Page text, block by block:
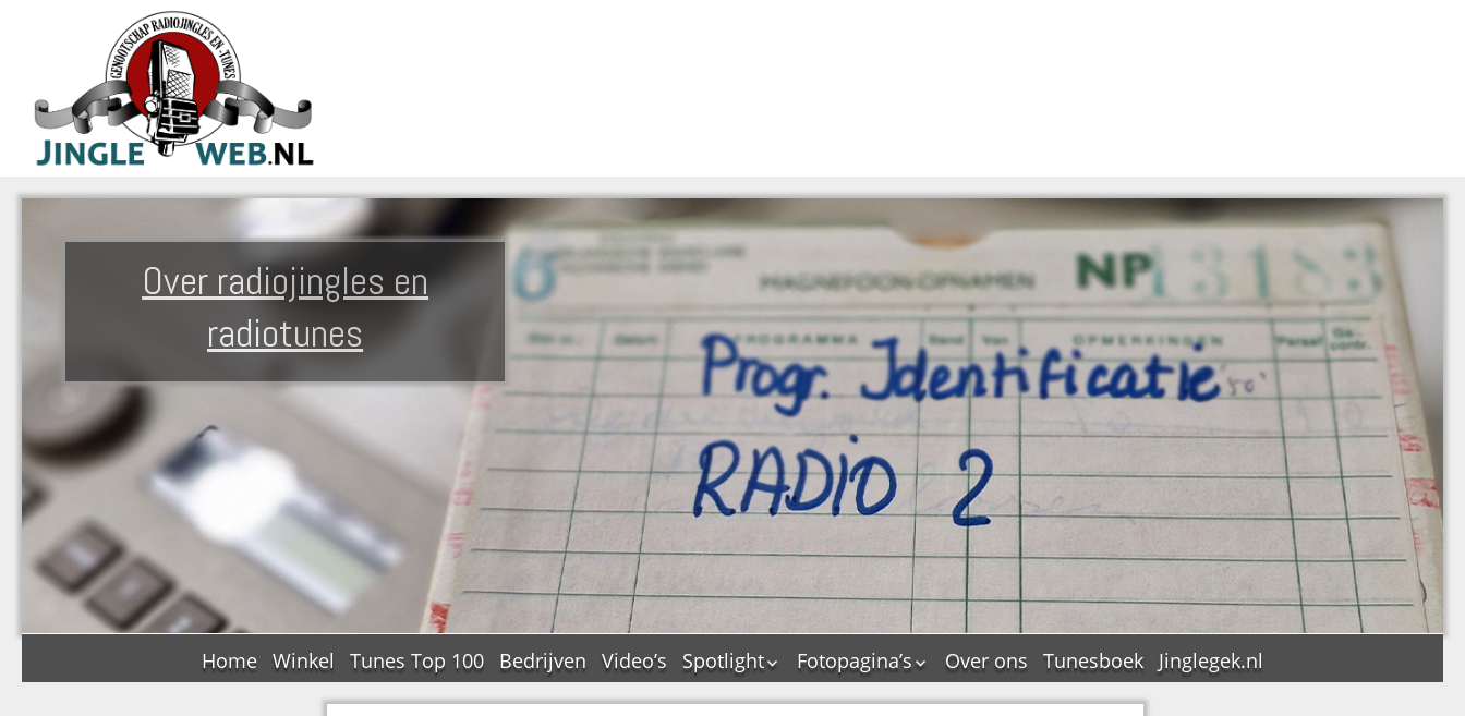
Over radiojingles en
radiotunes
Home Winkel Tunes Top 100 Bedrijven Video’s
Spotlight
De Tourflitsjingle –
Fotopagina’s
JAM in pictures
Over ons Tunesboek Jinglegek.nl